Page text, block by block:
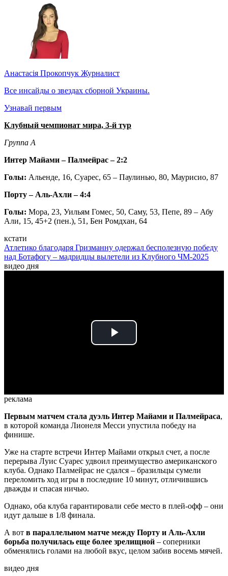
Анастасія Прокопчук Журналист
Все инсайды о звездах сборной Украины.
Узнавай первым
Клубный чемпионат мира, 3-й тур
Группа А
Интер Майами – Палмейрас – 2:2
Голы: Альенде, 16, Суарес, 65 – Паулинью, 80, Маурисио, 87
Порту – Аль-Ахли – 4:4
Голы: Мора, 23, Уильям Гомес, 50, Саму, 53, Пепе, 89 – Абу
Али, 15, 45+2 (пен.), 51, Бен Ромдхан, 64
кстати
Атлетико благодаря Гризманну одержал бесполезную победу
над Ботафогу – мадридцы вылетели из Клубного ЧМ-2025
видео дня
Play
реклама
Первым матчем стала дуэль Интер Майами и Палмейраса,
в которой команда Лионеля Месси упустила победу на
финише.
Уже на старте встречи Интер Майами открыл счет, а после
перерыва Луис Суарес удвоил преимущество американского
клуба. Однако Палмейрас не сдался – бразильцы сумели
переломить ход игры в последние 10 минут, отличившись
дважды и спасая ничью.
Однако, оба клуба гарантировали себе место в плей-офф – они
идут дальше в 1/8 финала.
А вот в параллельном матче между Порту и Аль-Ахли
борьба получилась еще более зрелищной – соперники
обменялись голами на любой вкус, целом забив восемь мячей.
видео дня